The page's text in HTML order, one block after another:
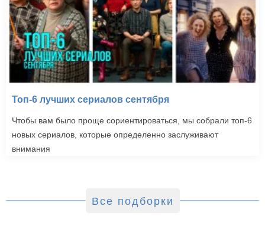
Топ-6 лучших сериалов сентября
Чтобы вам было проще сориентироваться, мы собрали топ-6
новых сериалов, которые определенно заслуживают
внимания
Все подборки